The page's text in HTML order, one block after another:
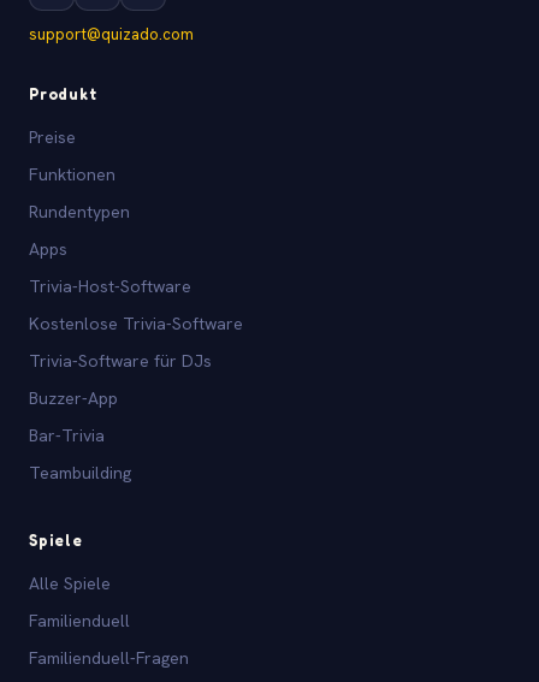
support@quizado.com
Produkt
Preise
Funktionen
Rundentypen
Apps
Trivia-Host-Software
Kostenlose Trivia-Software
Trivia-Software für DJs
Buzzer-App
Bar-Trivia
Teambuilding
Spiele
Alle Spiele
Familienduell
Familienduell-Fragen